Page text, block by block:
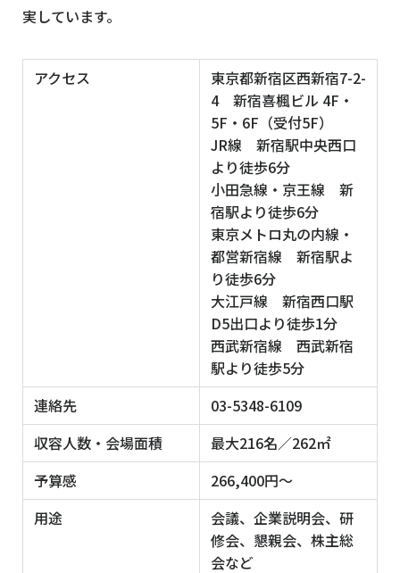
実しています。
アクセス
東京都新宿区西新宿7-2-
4 新宿喜楓ビル 4F・
5F・6F（受付5F）
JR線 新宿駅中央西口
より徒歩6分
小田急線・京王線 新
宿駅より徒歩6分
東京メトロ丸の内線・
都営新宿線 新宿駅よ
り徒歩6分
大江戸線 新宿西口駅
D5出口より徒歩1分
西武新宿線 西武新宿
駅より徒歩5分
連絡先
03-5348-6109
収容人数・会場面積
最大216名／262㎡
予算感
266,400円〜
用途
会議、企業説明会、研
修会、懇親会、株主総
会など